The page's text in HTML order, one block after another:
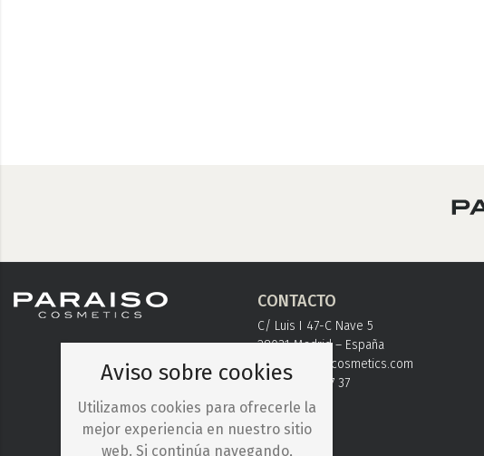
CONTACTO
C/ Luis I 47-C Nave 5
28031 Madrid – España
info@paraisocosmetics.com
+ 34 91 778 37 37
Aviso sobre cookies
Utilizamos cookies para ofrecerle la
mejor experiencia en nuestro sitio
web. Si continúa navegando,